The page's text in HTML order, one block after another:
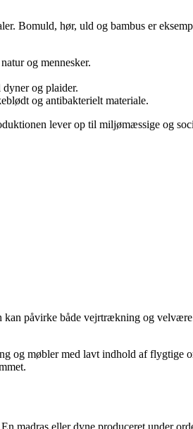
Bomuld, hør, uld og bambus er
og mennesker.
og plaider.
og antibakterielt materiale.
lever op til miljømæssige og
påvirke både vejrtrækning og
og møbler med lavt indhold af flygtige